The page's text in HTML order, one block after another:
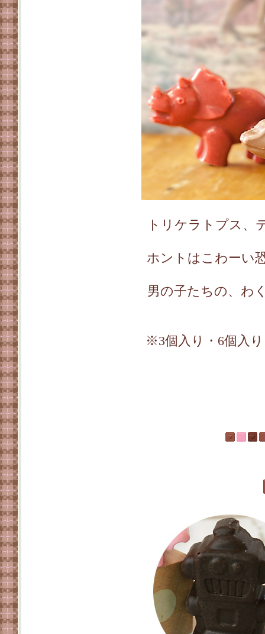
トリケラトプス、
ホントはこわーい
男の子たちの、わ
※3個入り・6個入